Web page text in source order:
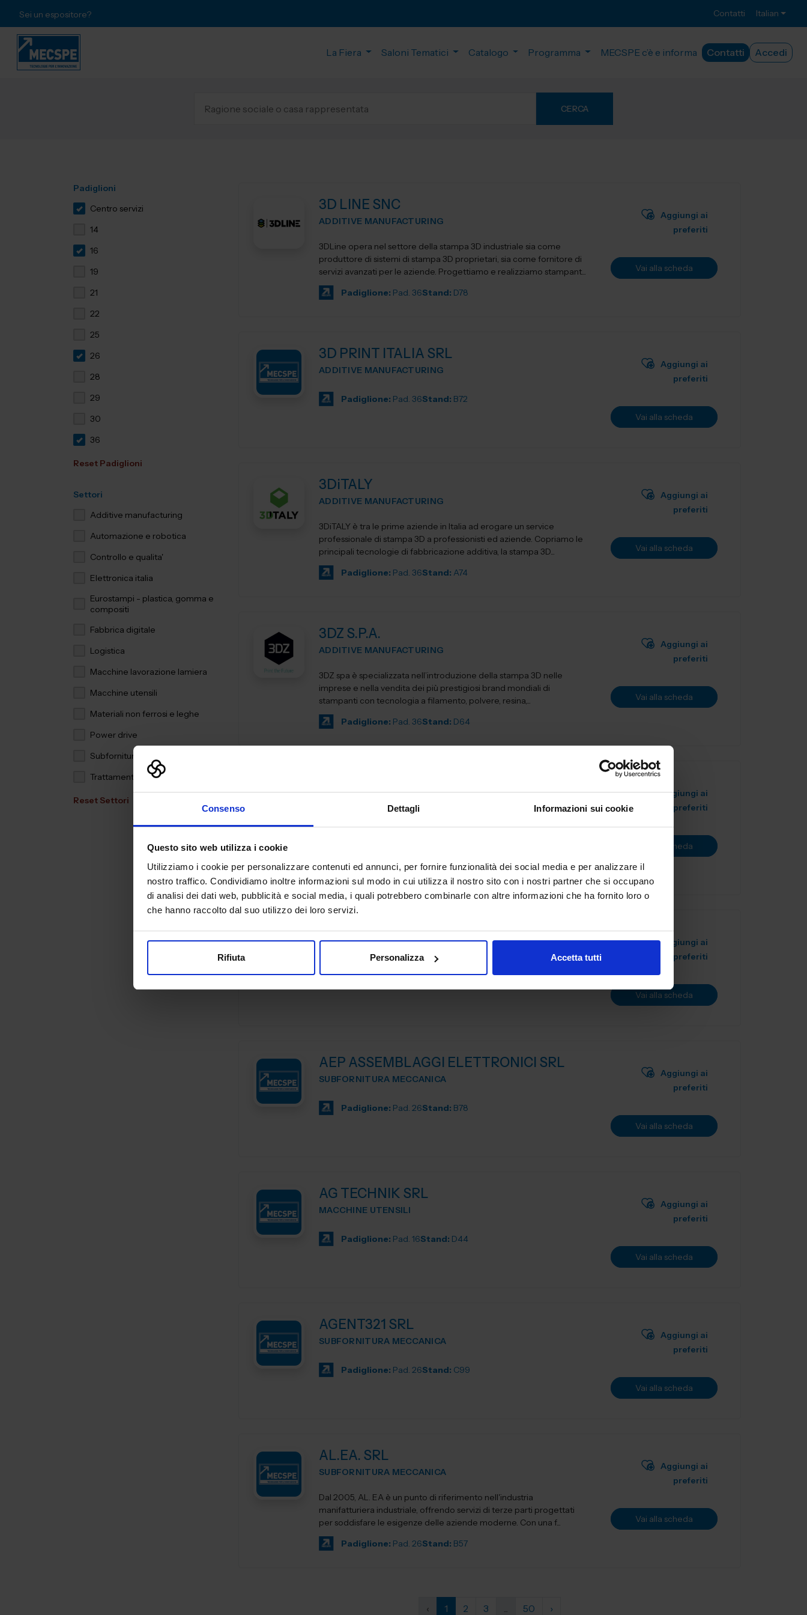
Consenso Dettagli Informazioni sui cookie
Questo sito web utilizza i cookie
Utilizziamo i cookie per personalizzare contenuti ed annunci, per fornire funzionalità dei social media e per analizzare il
nostro traffico. Condividiamo inoltre informazioni sul modo in cui utilizza il nostro sito con i nostri partner che si occupano
di analisi dei dati web, pubblicità e social media, i quali potrebbero combinarle con altre informazioni che ha fornito loro o
che hanno raccolto dal suo utilizzo dei loro servizi.
Rifiuta Personalizza Accetta tutti
Sei un espositore? Contatti Italian
La Fiera Saloni Tematici Catalogo Programma MECSPE c’è e informa Contatti Accedi
CERCA
Padiglioni
Centro servizi
14
16
19
21
22
25
26
28
29
30
36
Reset Padiglioni
Settori
Additive manufacturing
Automazione e robotica
Controllo e qualita'
Elettronica italia
Eurostampi - plastica, gomma e
compositi
Fabbrica digitale
Logistica
Macchine lavorazione lamiera
Macchine utensili
Materiali non ferrosi e leghe
Power drive
Subfornitura meccanica
Trattamenti e finiture
Reset Settori
3D LINE SNC
ADDITIVE MANUFACTURING
3DLine opera nel settore della stampa 3D industriale sia come
produttore di sistemi di stampa 3D proprietari, sia come fornitore di
servizi avanzati per le aziende. Progettiamo e realizziamo stampant...
Padiglione: Pad. 36Stand: D78
Aggiungi ai
preferiti
Vai alla scheda
3D PRINT ITALIA SRL
ADDITIVE MANUFACTURING
Padiglione: Pad. 36Stand: B72
Aggiungi ai
preferiti
Vai alla scheda
3DiTALY
ADDITIVE MANUFACTURING
3DiTALY è tra le prime aziende in Italia ad erogare un service
professionale di stampa 3D a professionisti ed aziende. Copriamo le
principali tecnologie di fabbricazione additiva, la stampa 3D...
Padiglione: Pad. 36Stand: A74
Aggiungi ai
preferiti
Vai alla scheda
3DZ S.P.A.
ADDITIVE MANUFACTURING
3DZ spa è specializzata nell’introduzione della stampa 3D nelle
imprese e nella vendita dei più prestigiosi brand mondiali di
stampanti con tecnologia a filamento, polvere, resina,...
Padiglione: Pad. 36Stand: D64
Aggiungi ai
preferiti
Vai alla scheda
Guidiamo le aziende nel processo di trasformazione digitale,
Padiglione:Pad. 26Stand:B29
Aggiungi ai
preferiti
Vai alla scheda
ADIATEK SRL
Padiglione:Pad. 26Stand:B127
Aggiungi ai
preferiti
Vai alla scheda
AEP ASSEMBLAGGI ELETTRONICI SRL
SUBFORNITURA MECCANICA
Padiglione: Pad. 26Stand: B78
Aggiungi ai
preferiti
Vai alla scheda
AG TECHNIK SRL
MACCHINE UTENSILI
Padiglione: Pad. 16Stand: D44
Aggiungi ai
preferiti
Vai alla scheda
AGENT321 SRL
SUBFORNITURA MECCANICA
Padiglione: Pad. 26Stand: C99
Aggiungi ai
preferiti
Vai alla scheda
AL.EA. SRL
SUBFORNITURA MECCANICA
Dal 2005, AL. EA è un punto di riferimento nell'industria
manifatturiera industriale, offrendo servizi di terze parti progettati
per soddisfare le esigenze delle aziende moderne. Con una f...
Padiglione: Pad. 26Stand: B57
Aggiungi ai
preferiti
Vai alla scheda
‹ 1 2 3 ... 50 ›